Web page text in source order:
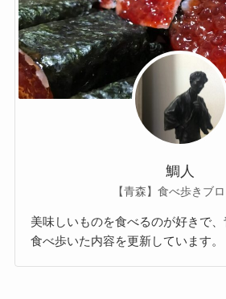
鯛人
【青森】食べ歩きブ
美味しいものを食べるのが好きで
食べ歩いた内容を更新しています。